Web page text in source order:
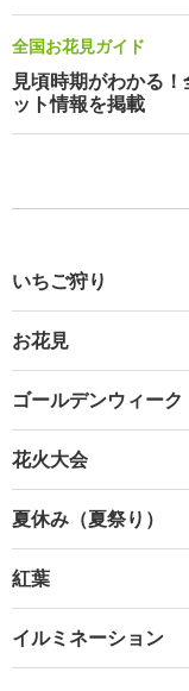
全国お花見ガイド
見頃時期がわかる
ット情報を掲載
いちご狩り
お花見
ゴールデンウィーク
花火大会
夏休み（夏祭り）
紅葉
イルミネーション